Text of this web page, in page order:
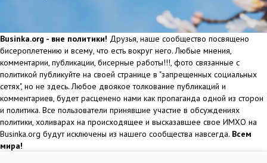
Businka.org - вне политики! Друзья, наше сообщество посвящено
бисероплетению и всему, что есть вокруг него. Любые мнения,
комментарии, публикации, бисерные работы!!!, фото связанные с
политикой публикуйте на своей странице в "запрещенных социальных
сетях", но не здесь. Любое двоякое толкование публикаций и
комментариев, будет расценено нами как пропаганда одной из сторон
и политика. Все пользователи принявшие участие в обсуждениях
политики, холиварах на происходящее и высказавшее свое ИМХО на
Businka.org будут исключены из нашего сообщества навсегда. Всем
мира!